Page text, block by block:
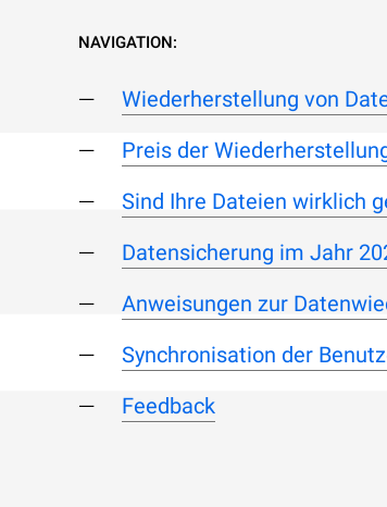
NAVIGATION:
Wiederherstellung von
Preis der
Sind Ihre Dateien wirklich
Datensicherung im Jahr
Anweisungen zur
Synchronisation der
Feedback